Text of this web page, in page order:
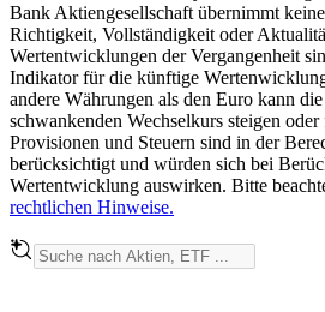
Bank Aktiengesellschaft übernimmt
Richtigkeit, Vollständigkeit oder
Wertentwicklungen der Vergangenheit
Indikator für die künftige
andere Währungen als den Euro kann
schwankenden Wechselkurs steigen
Provisionen und Steuern sind in der
berücksichtigt und würden sich bei
Wertentwicklung auswirken. Bitte
rechtlichen Hinweise.